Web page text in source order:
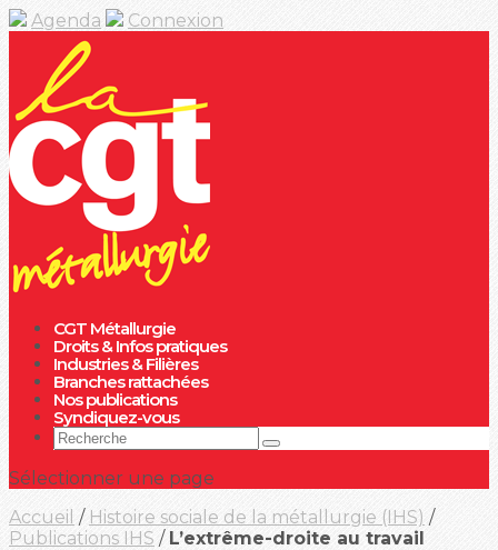
Agenda Connexion
CGT Métallurgie
Droits & Infos pratiques
Industries & Filières
Branches rattachées
Nos publications
Syndiquez-vous
Sélectionner une page
Accueil / Histoire sociale de la métallurgie (IHS) /
Publications IHS / L’extrême-droite au travail